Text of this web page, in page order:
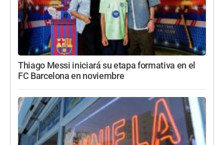
Thiago Messi iniciará su etapa formativa en el
FC Barcelona en noviembre